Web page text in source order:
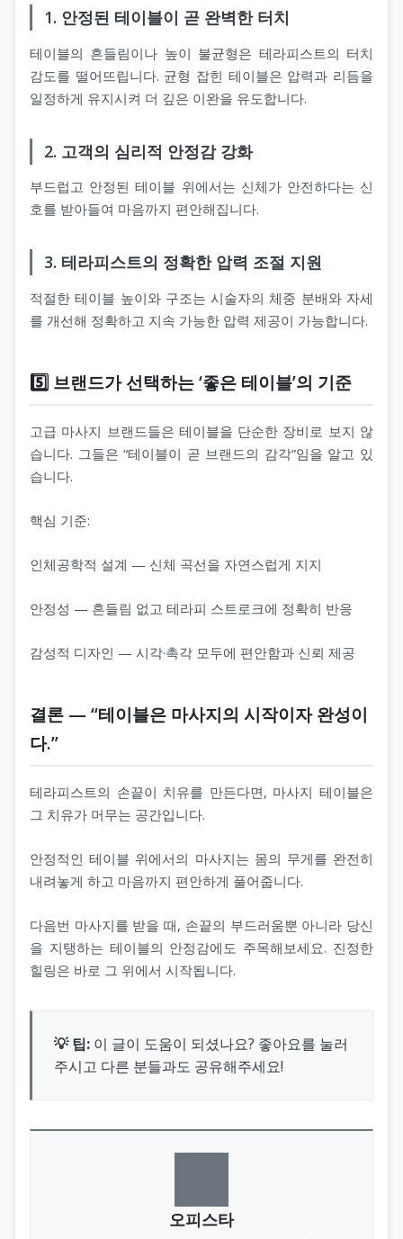
1. 안정된 테이블이 곧 완벽한 터치
테이블의 흔들림이나 높이 불균형은 테라피스트의 터치
감도를 떨어뜨립니다. 균형 잡힌 테이블은 압력과 리듬을
일정하게 유지시켜 더 깊은 이완을 유도합니다.
2. 고객의 심리적 안정감 강화
부드럽고 안정된 테이블 위에서는 신체가 안전하다는 신
호를 받아들여 마음까지 편안해집니다.
3. 테라피스트의 정확한 압력 조절 지원
적절한 테이블 높이와 구조는 시술자의 체중 분배와 자세
를 개선해 정확하고 지속 가능한 압력 제공이 가능합니다.
5️⃣ 브랜드가 선택하는 ‘좋은 테이블’의 기준
고급 마사지 브랜드들은 테이블을 단순한 장비로 보지 않
습니다. 그들은 “테이블이 곧 브랜드의 감각”임을 알고 있
습니다.
핵심 기준:
인체공학적 설계 — 신체 곡선을 자연스럽게 지지
안정성 — 흔들림 없고 테라피 스트로크에 정확히 반응
감성적 디자인 — 시각·촉각 모두에 편안함과 신뢰 제공
결론 — “테이블은 마사지의 시작이자 완성이
다.”
테라피스트의 손끝이 치유를 만든다면, 마사지 테이블은
그 치유가 머무는 공간입니다.
안정적인 테이블 위에서의 마사지는 몸의 무게를 완전히
내려놓게 하고 마음까지 편안하게 풀어줍니다.
다음번 마사지를 받을 때, 손끝의 부드러움뿐 아니라 당신
을 지탱하는 테이블의 안정감에도 주목해보세요. 진정한
힐링은 바로 그 위에서 시작됩니다.
💡 팁: 이 글이 도움이 되셨나요? 좋아요를 눌러
주시고 다른 분들과도 공유해주세요!
오피스타